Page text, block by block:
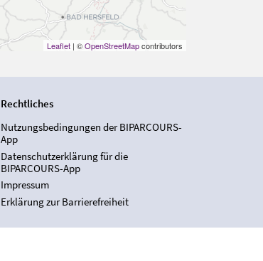
Leaflet| ©OpenStreetMapcontributors
Rechtliches
Nutzungsbedingungen der BIPARCOURS-
App
Datenschutzerklärung für die
BIPARCOURS-App
Impressum
Erklärung zur Barrierefreiheit